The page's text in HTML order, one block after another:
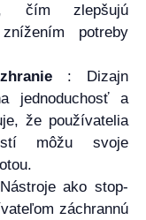
čím zlepšujú
potreby
: Dizajn
jednoduchosť a
že používatelia
môžu svoje
ako stop-
záchrannú